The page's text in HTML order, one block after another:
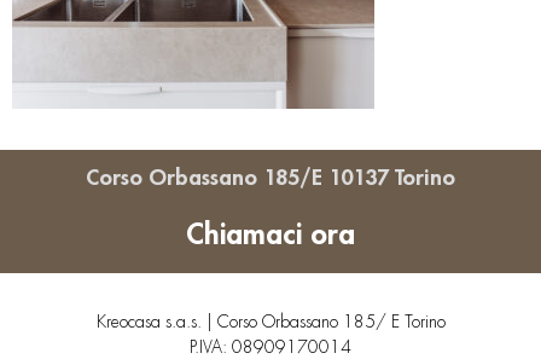
Corso Orbassano 185/E 10137 Torino
Chiamaci ora
Kreocasa s.a.s. | Corso Orbassano 185/ E Torino
P.IVA: 08909170014